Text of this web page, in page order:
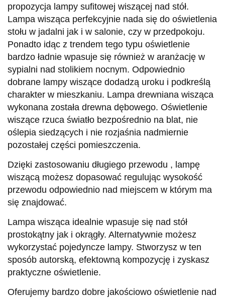
propozycja lampy sufitowej wiszącej nad stół.
Lampa wisząca perfekcyjnie nada się do oświetlenia
stołu w jadalni jak i w salonie, czy w przedpokoju.
Ponadto idąc z trendem tego typu oświetlenie
bardzo ładnie wpasuje się również w aranżację w
sypialni nad stolikiem nocnym. Odpowiednio
dobrane lampy wiszące dodadzą uroku i podkreślą
charakter w mieszkaniu. Lampa drewniana wisząca
wykonana została drewna dębowego. Oświetlenie
wiszące rzuca światło bezpośrednio na blat, nie
oślepia siedzących i nie rozjaśnia nadmiernie
pozostałej części pomieszczenia.
Dzięki zastosowaniu długiego przewodu , lampę
wiszącą możesz dopasować regulując wysokość
przewodu odpowiednio nad miejscem w którym ma
się znajdować.
Lampa wisząca idealnie wpasuje się nad stół
prostokątny jak i okrągły. Alternatywnie możesz
wykorzystać pojedyncze lampy. Stworzysz w ten
sposób autorską, efektowną kompozycję i zyskasz
praktyczne oświetlenie.
Oferujemy bardzo dobre jakościowo oświetlenie nad